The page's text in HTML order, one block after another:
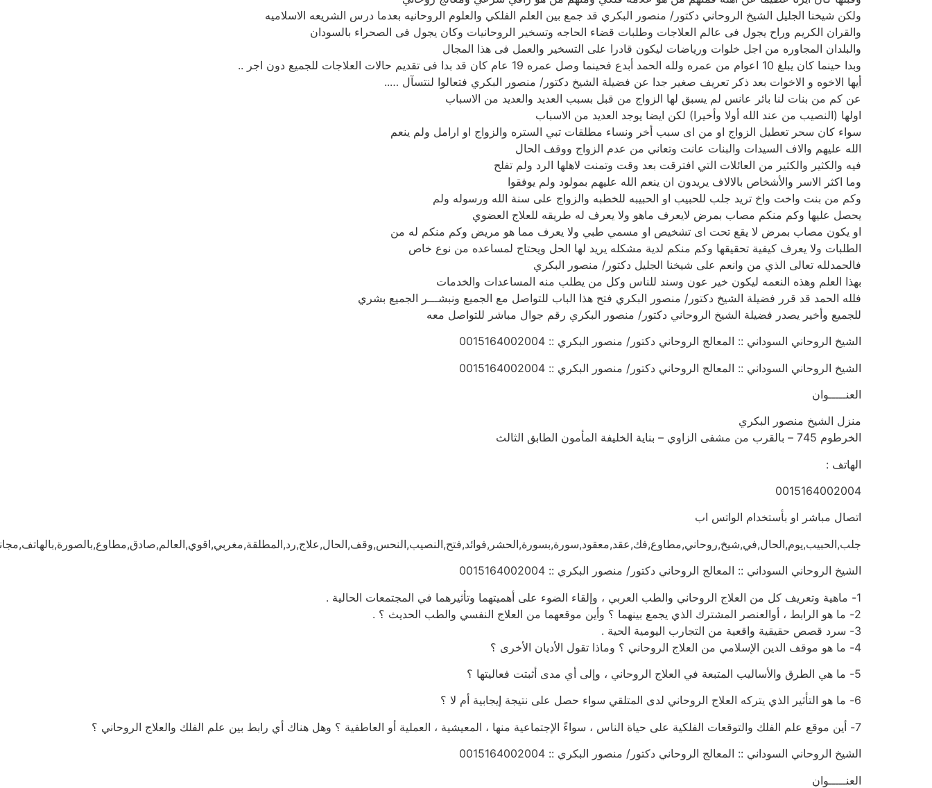
ولكن شيخنا الجليل الشيخ الروحاني دكتور/ منصور البكري قد جمع بين العلم الفلكي والعلوم الروحانيه بعدما درس الشريعه الاسلاميه
والقران الكريم وراح يجول فى عالم العلاجات وطلبات قضاء الحاجه وتسخير الروحانيات وكان يجول فى الصحراء بالسودان
والبلدان المجاوره من اجل خلوات ورياضات ليكون قادرا على التسخير والعمل فى هذا المجال
وبدا حينما كان يبلغ 10 اعوام من عمره ولله الحمد أبدع فحينما وصل عمره 19 عام كان قد بدا فى تقديم حالات العلاجات للجميع دون اجر ..
أيها الاخوه و الاخوات بعد ذكر تعريف صغير جدا عن فضيلة الشيخ دكتور/ منصور البكري فتعالوا لنتسآل …..
عن كم من بنات لنا بائر عانس لم يسبق لها الزواج من قبل بسبب العديد والعديد من الاسباب
اولها (النصيب من عند الله أولا وأخيرا) لكن ايضا يوجد العديد من الاسباب
سواء كان سحر تعطيل الزواج او من اى سبب أخر ونساء مطلقات تبي الستره والزواج او ارامل ولم ينعم
الله عليهم والاف السيدات والبنات عانت وتعاني من عدم الزواج ووقف الحال
فيه والكثير والكثير من العائلات التي افترقت بعد وقت وتمنت لاهلها الرد ولم تفلح
وما اكثر الاسر والأشخاص بالالاف يريدون ان ينعم الله عليهم بمولود ولم يوفقوا
وكم من بنت واخت واخ تريد جلب للحبيب او الحبيبه للخطبه والزواج على سنة الله ورسوله ولم
يحصل عليها وكم منكم مصاب بمرض لايعرف ماهو ولا يعرف له طريقه للعلاج العضوي
او يكون مصاب بمرض لا يقع تحت اى تشخيص او مسمي طبي ولا يعرف مما هو مريض وكم منكم له من
الطلبات ولا يعرف كيفية تحقيقها وكم منكم لدية مشكله يريد لها الحل ويحتاج لمساعده من نوع خاص
فالحمدلله تعالى الذي من وانعم على شيخنا الجليل دكتور/ منصور البكري
بهذا العلم وهذه النعمه ليكون خير عون وسند للناس وكل من يطلب منه المساعدات والخدمات
فلله الحمد قد قرر فضيلة الشيخ دكتور/ منصور البكري فتح هذا الباب للتواصل مع الجميع ونبشـــر الجميع بشري
للجميع وأخير يصدر فضيلة الشيخ الروحاني دكتور/ منصور البكري رقم جوال مباشر للتواصل معه
الشيخ الروحاني السوداني :: المعالج الروحاني دكتور/ منصور البكري :: 0015164002004
الشيخ الروحاني السوداني :: المعالج الروحاني دكتور/ منصور البكري :: 0015164002004
العنـــــوان
منزل الشيخ منصور البكري
الخرطوم 745 – بالقرب من مشفى الزاوي – بناية الخليفة المأمون الطابق الثالث
الهاتف :
0015164002004
اتصال مباشر او بأستخدام الواتس اب
الشيخ الروحاني السوداني :: المعالج الروحاني دكتور/ منصور البكري :: 0015164002004
1- ماهية وتعريف كل من العلاج الروحاني والطب العربي ، وإلقاء الضوء على أهميتهما وتأثيرهما في المجتمعات الحالية .
2- ما هو الرابط ، أوالعنصر المشترك الذي يجمع بينهما ؟ وأين موقعهما من العلاج النفسي والطب الحديث ؟ .
3- سرد قصص حقيقية واقعية من التجارب اليومية الحية .
4- ما هو موقف الدين الإسلامي من العلاج الروحاني ؟ وماذا تقول الأديان الأخرى ؟
5- ما هي الطرق والأساليب المتبعة في العلاج الروحاني ، وإلى أي مدى أثبتت فعاليتها ؟
6- ما هو التأثير الذي يتركه العلاج الروحاني لدى المتلقي سواء حصل على نتيجة إيجابية أم لا ؟
7- أين موقع علم الفلك والتوقعات الفلكية على حياة الناس ، سواءً الإجتماعية منها ، المعيشية ، العملية أو العاطفية ؟ وهل هناك أي رابط بين علم الفلك والعلاج الروحاني ؟
الشيخ الروحاني السوداني :: المعالج الروحاني دكتور/ منصور البكري :: 0015164002004
العنـــــوان